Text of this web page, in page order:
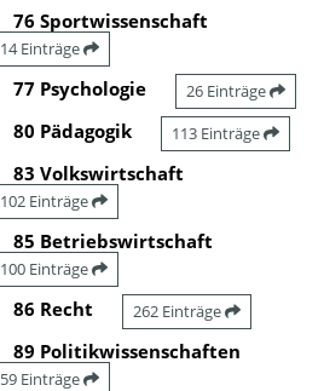
76 Sportwissenschaft
14 Einträge
77 Psychologie 26 Einträge
80 Pädagogik 113 Einträge
83 Volkswirtschaft
102 Einträge
85 Betriebswirtschaft
100 Einträge
86 Recht 262 Einträge
89 Politikwissenschaften
59 Einträge